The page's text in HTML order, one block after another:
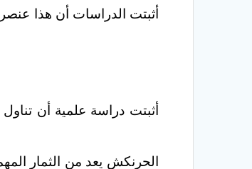
أثبتت الدراسات أن هذا